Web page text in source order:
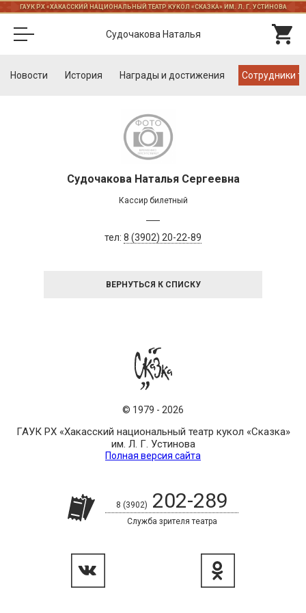
ГАУК РХ «ХАКАССКИЙ НАЦИОНАЛЬНЫЙ ТЕАТР КУКОЛ «СКАЗКА» ИМ. Л. Г. УСТИНОВА
Судочакова Наталья
Новости История Награды и достижения Cотрудники
Судочакова Наталья Сергеевна
Кассир билетный
тел: 8 (3902) 20-22-89
ВЕРНУТЬСЯ К СПИСКУ
© 1979 - 2026
ГАУК РХ «Хакасский национальный театр кукол «Сказка»
им. Л. Г. Устинова
Полная версия сайта
8 (3902) 202-289
Служба зрителя театра